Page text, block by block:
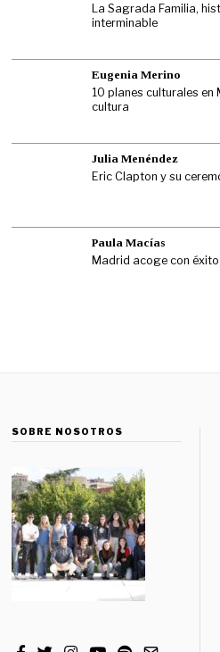
La Sagrada Familia,
interminable
Eugenia Merino
10 planes culturales en
cultura
Julia Menéndez
Eric Clapton y su
Paula Macías
Madrid acoge con éxito
SOBRE NOSOTROS